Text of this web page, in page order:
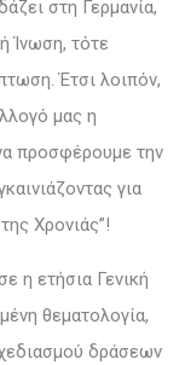
στη Γερμανία,
Ίνωση, τότε
Έτσι λοιπόν,
μας η
προσφέρουμε την
για
Χρονιάς”!
η ετήσια Γενική
θεματολογία,
δράσεων